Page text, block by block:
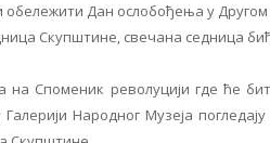
Дан ослобођења у Другом
Скупштине, свечана седница
Споменик револуцији где ће
Народног Музеја погледају